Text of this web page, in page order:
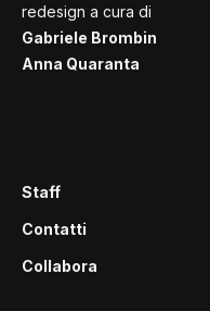
redesign a cura di
Gabriele Brombin
Anna Quaranta
Staff
Contatti
Collabora